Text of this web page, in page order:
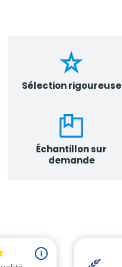
Sélection rigoureuse
Échantillon sur
demande